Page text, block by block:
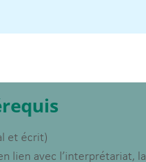
et écrit)
lien avec l’interprétariat, la